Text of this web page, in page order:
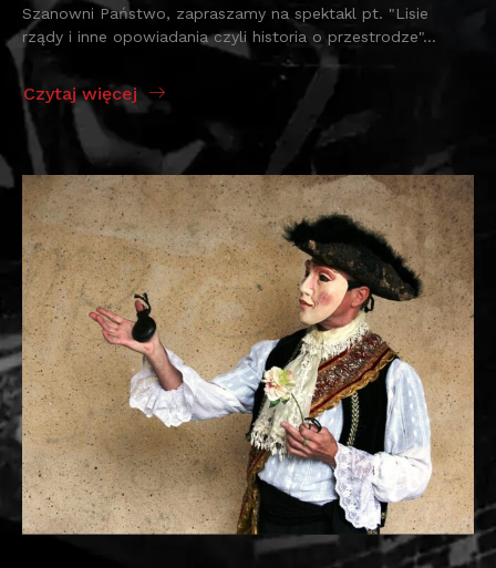
Szanowni Państwo, zapraszamy na spektakl pt. "Lisie
rządy i inne opowiadania czyli historia o przestrodze"...
Czytaj więcej